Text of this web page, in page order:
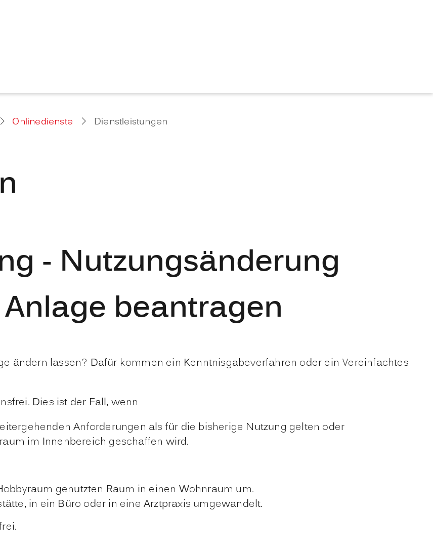
Onlinedienste Dienstleistungen
- Nutzungsänderung
beantragen
ändern lassen? Dafür kommen ein Kenntnisgabeverfahren oder ein Vereinfachtes
Dies ist der Fall, wenn
Anforderungen als für die bisherige Nutzung gelten oder
im Innenbereich geschaffen wird.
genutzten Raum in einen Wohnraum um.
in ein Büro oder in eine Arztpraxis umgewandelt.